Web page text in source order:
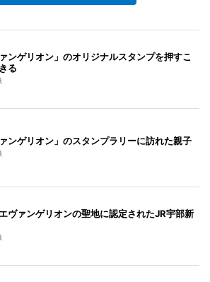
ァンゲリオン」のオリジナルスタンプを押すこ
る
ァンゲリオン」のスタンプラリーに訪れた親子
ヴァンゲリオンの聖地に認定されたJR宇部新